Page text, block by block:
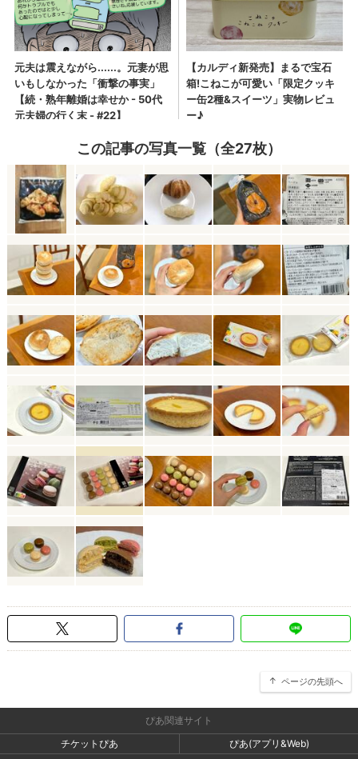
この記事の写真一覧（全27枚）
ページの先頭へ
ぴあ関連サイト
チケットぴあ
ぴあ(アプリ&Web)